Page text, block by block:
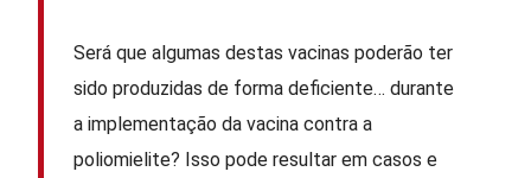
Será que algumas destas vacinas poderão ter
sido produzidas de forma deficiente… durante
a implementação da vacina contra a
poliomielite? Isso pode resultar em casos e